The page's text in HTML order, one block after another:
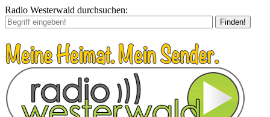
Radio Westerwald durchsuchen:
Finden!